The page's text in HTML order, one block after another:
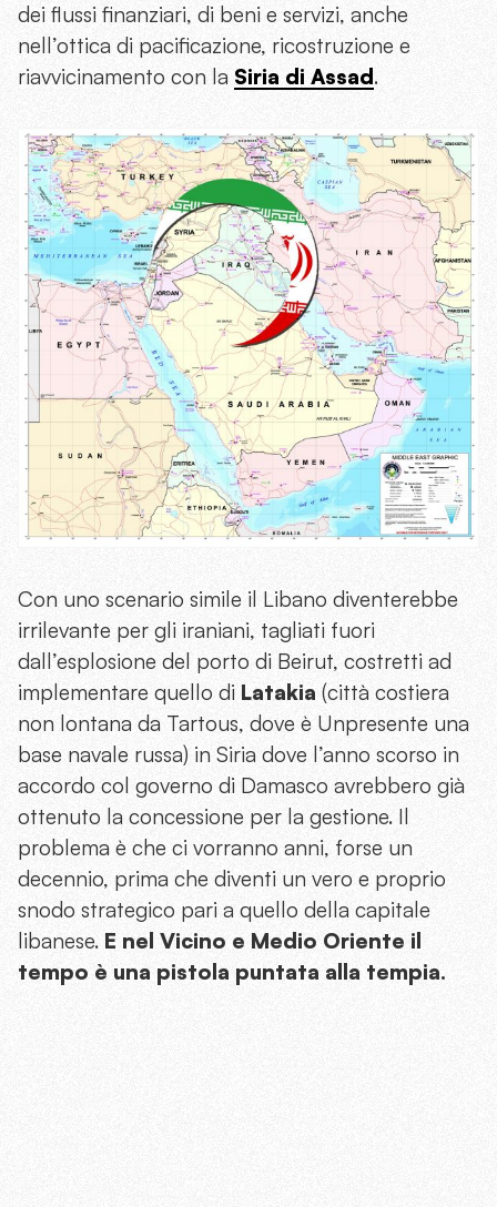
dei flussi finanziari, di beni e servizi, anche
nell’ottica di pacificazione, ricostruzione e
riavvicinamento con la Siria di Assad.
Con uno scenario simile il Libano diventerebbe
irrilevante per gli iraniani, tagliati fuori
dall’esplosione del porto di Beirut, costretti ad
implementare quello di Latakia (città costiera
non lontana da Tartous, dove è Unpresente una
base navale russa) in Siria dove l’anno scorso in
accordo col governo di Damasco avrebbero già
ottenuto la concessione per la gestione. Il
problema è che ci vorranno anni, forse un
decennio, prima che diventi un vero e proprio
snodo strategico pari a quello della capitale
libanese. E nel Vicino e Medio Oriente il
tempo è una pistola puntata alla tempia.